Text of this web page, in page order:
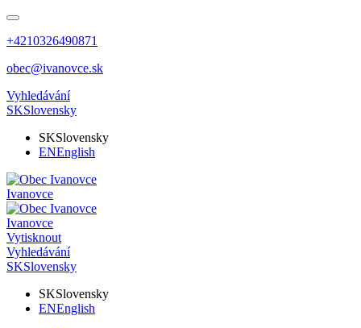
+4210326490871
obec@ivanovce.sk
Vyhledávání
SKSlovensky
SKSlovensky
ENEnglish
Ivanovce
Ivanovce
Vytisknout
Vyhledávání
SKSlovensky
SKSlovensky
ENEnglish